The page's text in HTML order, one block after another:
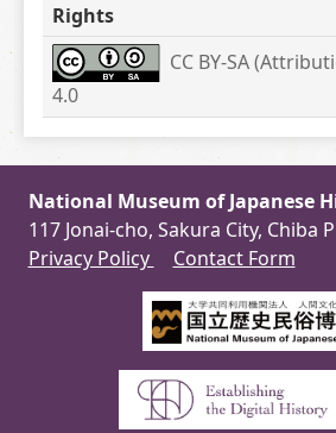
Rights
CC BY-SA
4.0
National Museum of Japanese
117 Jonai-cho, Sakura City, Chiba
Privacy Policy
Contact Form